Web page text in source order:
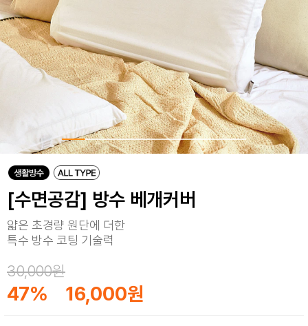
[수면공감] 방수 베개커버
얇은 초경량 원단에 더한
특수 방수 코팅 기술력
30,000원
47% 16,000원